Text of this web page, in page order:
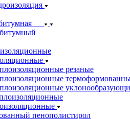
резаные
пенополистирол